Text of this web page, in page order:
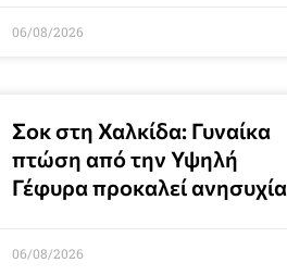
06/08/2026
Σοκ στη Χαλκίδα: Γυναίκα
πτώση από την Υψηλή
Γέφυρα προκαλεί ανησυχία
06/08/2026